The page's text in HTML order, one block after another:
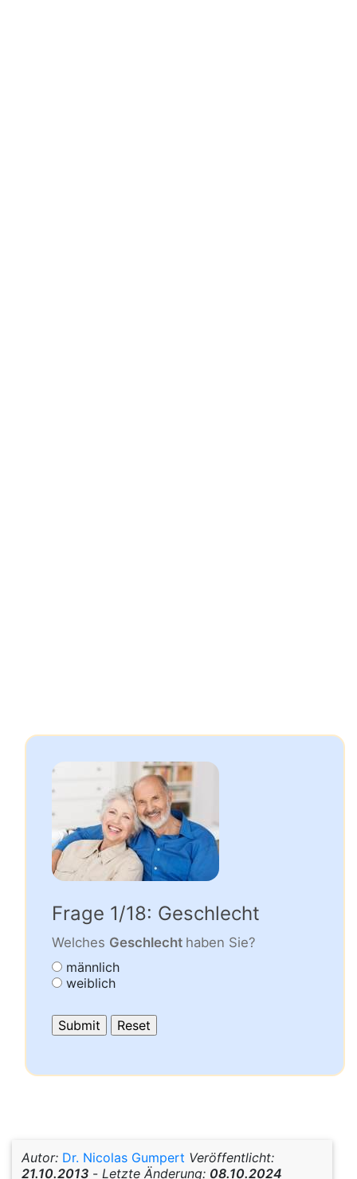
Frage 1/18: Geschlecht
Welches Geschlecht haben Sie?
männlich
weiblich
Autor: Dr. Nicolas Gumpert Veröffentlicht:
21.10.2013 - Letzte Änderung: 08.10.2024